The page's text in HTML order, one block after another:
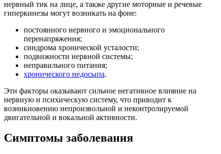
нервный тик на лице, а также другие моторные и речевые
гиперкинезы могут возникать на фоне:
постоянного нервного и эмоционального
перенапряжения;
синдрома хронической усталости;
подвижности нервной системы;
неправильного питания;
хронического недосыпа.
Эти факторы оказывают сильное негативное влияние на
нервную и психическую систему, что приводит к
возникновению непроизвольной и неконтролируемой
двигательной и вокальной активности.
Симптомы заболевания